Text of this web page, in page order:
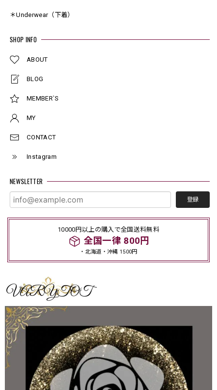
＊Underwear（下着）
SHOP INFO
ABOUT
BLOG
MEMBER`S
MY
CONTACT
Instagram
NEWSLETTER
登録
10000円以上の購入で全国送料無料
全国一律 800円
・北海道・沖縄 1500円